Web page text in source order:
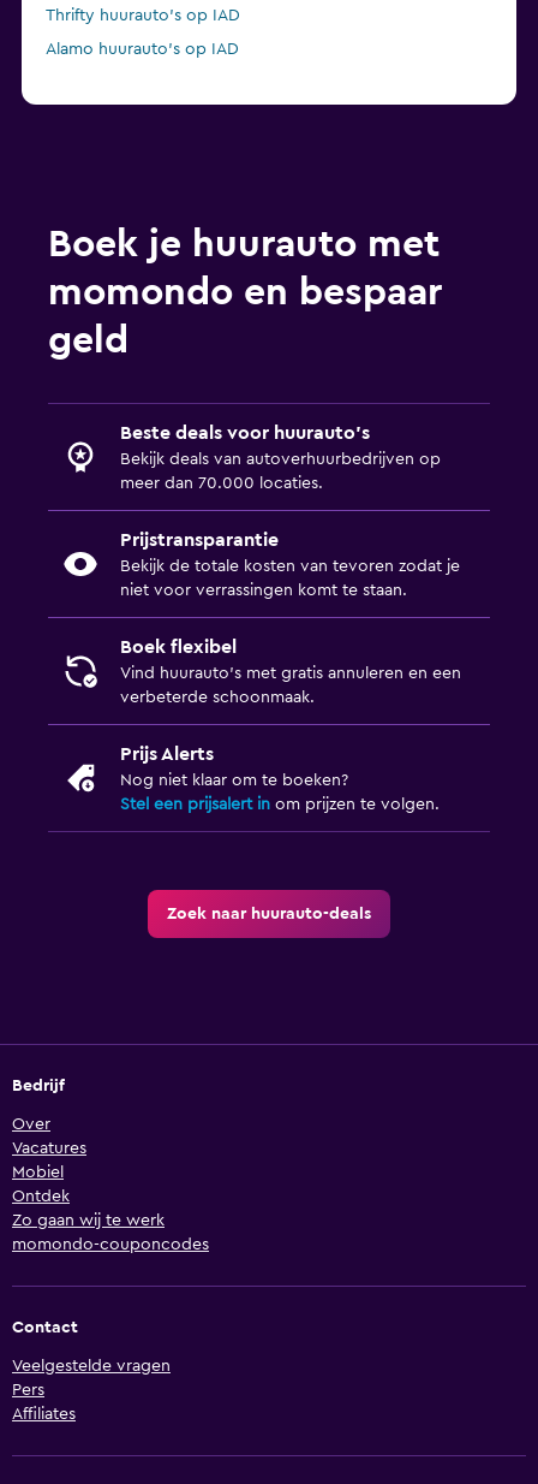
Thrifty huurauto's op IAD
Alamo huurauto's op IAD
Boek je huurauto met
momondo en bespaar
geld
Beste deals voor huurauto's
Bekijk deals van autoverhuurbedrijven op
meer dan 70.000 locaties.
Prijstransparantie
Bekijk de totale kosten van tevoren zodat je
niet voor verrassingen komt te staan.
Boek flexibel
Vind huurauto's met gratis annuleren en een
verbeterde schoonmaak.
Prijs Alerts
Nog niet klaar om te boeken?
Stel een prijsalert in om prijzen te volgen.
Zoek naar huurauto-deals
Bedrijf
Over
Vacatures
Mobiel
Ontdek
Zo gaan wij te werk
momondo-couponcodes
Contact
Veelgestelde vragen
Pers
Affiliates